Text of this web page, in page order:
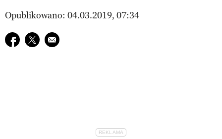
Opublikowano: 04.03.2019, 07:34
Udostępnij na facebook
Udostępnij na twitter
E-mail do przyjaciela